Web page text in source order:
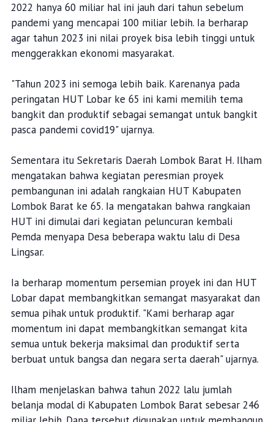
2022 hanya 60 miliar hal ini jauh dari tahun sebelum
pandemi yang mencapai 100 miliar lebih. Ia berharap
agar tahun 2023 ini nilai proyek bisa lebih tinggi untuk
menggerakkan ekonomi masyarakat.
"Tahun 2023 ini semoga lebih baik. Karenanya pada
peringatan HUT Lobar ke 65 ini kami memilih tema
bangkit dan produktif sebagai semangat untuk bangkit
pasca pandemi covid19" ujarnya.
Sementara itu Sekretaris Daerah Lombok Barat H. Ilham
mengatakan bahwa kegiatan peresmian proyek
pembangunan ini adalah rangkaian HUT Kabupaten
Lombok Barat ke 65. Ia mengatakan bahwa rangkaian
HUT ini dimulai dari kegiatan peluncuran kembali
Pemda menyapa Desa beberapa waktu lalu di Desa
Lingsar.
Ia berharap momentum persemian proyek ini dan HUT
Lobar dapat membangkitkan semangat masyarakat dan
semua pihak untuk produktif. "Kami berharap agar
momentum ini dapat membangkitkan semangat kita
semua untuk bekerja maksimal dan produktif serta
berbuat untuk bangsa dan negara serta daerah" ujarnya.
Ilham menjelaskan bahwa tahun 2022 lalu jumlah
belanja modal di Kabupaten Lombok Barat sebesar 246